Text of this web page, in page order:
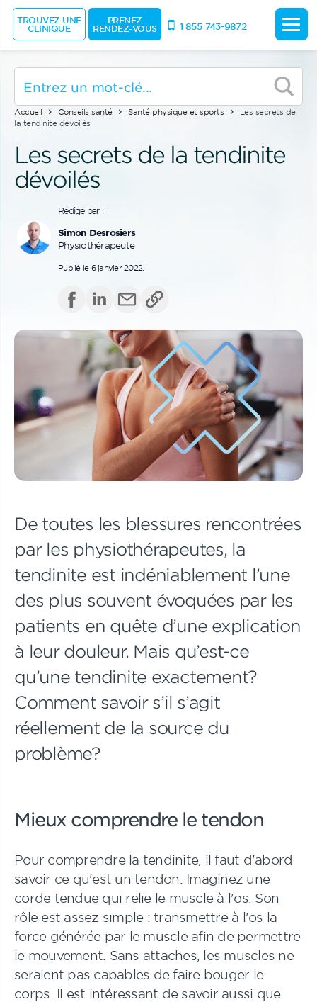
Accueil Conseils santé Santé physique et sports
Les secrets de
la tendinite dévoilés
Les secrets de la tendinite
dévoilés
Rédigé par :
Simon Desrosiers
Physiothérapeute
Publié le 6 janvier 2022.
De toutes les blessures rencontrées
par les physiothérapeutes, la
tendinite est indéniablement l’une
des plus souvent évoquées par les
patients en quête d’une explication
à leur douleur. Mais qu’est-ce
qu’une tendinite exactement?
Comment savoir s’il s’agit
réellement de la source du
problème?
Mieux comprendre le tendon
Pour comprendre la tendinite, il faut d'abord
savoir ce qu'est un tendon. Imaginez une
corde tendue qui relie le muscle à l'os. Son
rôle est assez simple : transmettre à l'os la
force générée par le muscle afin de permettre
le mouvement. Sans attaches, les muscles ne
seraient pas capables de faire bouger le
corps. Il est intéressant de savoir aussi que
TROUVEZ UNE
CLINIQUE
PRENEZ
RENDEZ-VOUS 1 855 743-9872